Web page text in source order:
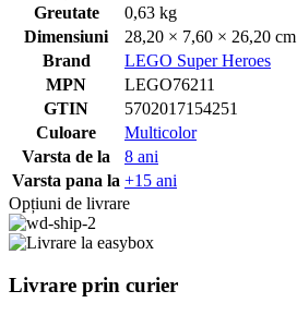
Greutate
0,63 kg
Dimensiuni
28,20 × 7,60 × 26,20 cm
Brand
LEGO Super Heroes
MPN
LEGO76211
GTIN
5702017154251
Culoare
Multicolor
Varsta de la
8 ani
Varsta pana la +15 ani
Opțiuni de livrare
Livrare prin curier